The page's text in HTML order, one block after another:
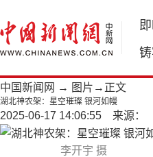
中国新闻网 → 图片 →正文
湖北神农架：星空璀璨 银河如幔
2025-06-17 14:06:55 来源：
李开宇 摄